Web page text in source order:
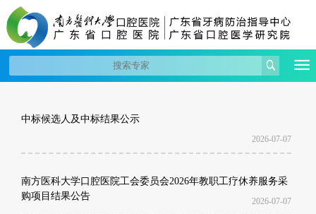
中标候选人及中标结果公示
2026-07-07
南方医科大学口腔医院工会委员会2026年教职工疗休养服务采
购项目结果公告
2026-07-07